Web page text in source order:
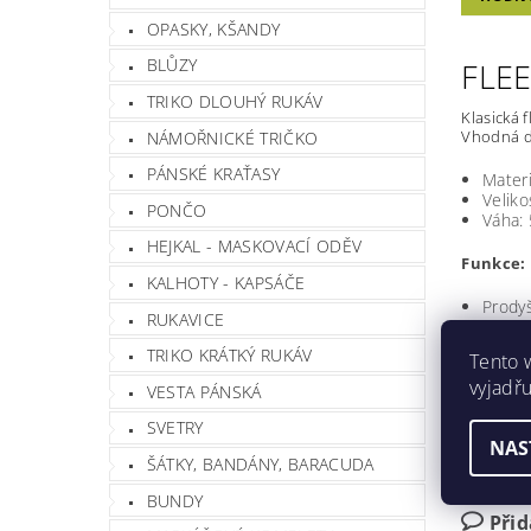
OPASKY, KŠANDY
BLŮZY
TRIKO DLOUHÝ RUKÁV
NÁMOŘNICKÉ TRIČKO
PÁNSKÉ KRAŤASY
PONČO
HEJKAL - MASKOVACÍ ODĚV
KALHOTY - KAPSÁČE
RUKAVICE
TRIKO KRÁTKÝ RUKÁV
VESTA PÁNSKÁ
SVETRY
ŠÁTKY, BANDÁNY, BARACUDA
BUNDY
Klasická
Vhodná
Váha:
Funkce:
Barva
Buďte
Tento